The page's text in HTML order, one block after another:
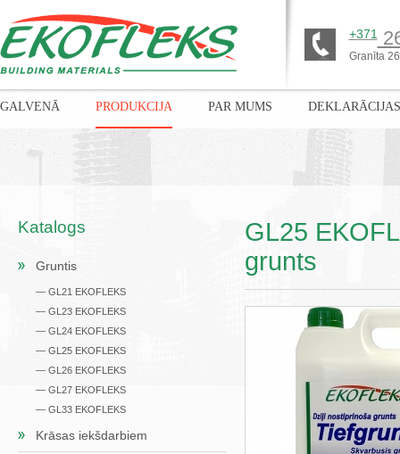
+371
Granīta
Katalogs
Gruntis
— GL21 EKOFLEKS
— GL23 EKOFLEKS
— GL24 EKOFLEKS
— GL25 EKOFLEKS
— GL26 EKOFLEKS
— GL27 EKOFLEKS
— GL33 EKOFLEKS
Krāsas iekšdarbiem
GL25
grunts
GALVENĀ PRODUKCIJA PAR MUMS DEKLARĀCIJAS